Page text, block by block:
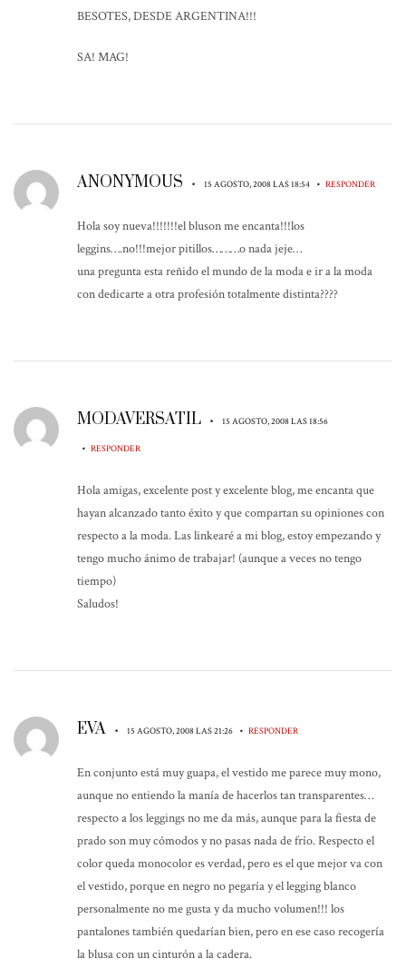
BESOTES, DESDE ARGENTINA!!!
SA! MAG!
ANONYMOUS • 15 AGOSTO, 2008 LAS 18:54 • RESPONDER
Hola soy nueva!!!!!!!el bluson me encanta!!!los
leggins….no!!!mejor pitillos………o nada jeje…
una pregunta esta reñido el mundo de la moda e ir a la moda
con dedicarte a otra profesión totalmente distinta????
MODAVERSATIL • 15 AGOSTO, 2008 LAS 18:56
• RESPONDER
Hola amigas, excelente post y excelente blog, me encanta que
hayan alcanzado tanto éxito y que compartan su opiniones con
respecto a la moda. Las linkearé a mi blog, estoy empezando y
tengo mucho ánimo de trabajar! (aunque a veces no tengo
tiempo)
Saludos!
EVA • 15 AGOSTO, 2008 LAS 21:26 • RESPONDER
En conjunto está muy guapa, el vestido me parece muy mono,
aunque no entiendo la manía de hacerlos tan transparentes…
respecto a los leggings no me da más, aunque para la fiesta de
prado son muy cómodos y no pasas nada de frío. Respecto el
color queda monocolor es verdad, pero es el que mejor va con
el vestido, porque en negro no pegaría y el legging blanco
personalmente no me gusta y da mucho volumen!!! los
pantalones también quedarían bien, pero en ese caso recogería
la blusa con un cinturón a la cadera.